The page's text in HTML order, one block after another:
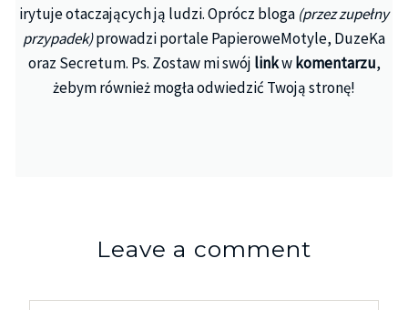
irytuje otaczających ją ludzi. Oprócz bloga (przez zupełny
przypadek)prowadzi portale PapieroweMotyle, DuzeKa
oraz Secretum. Ps. Zostaw mi swój linkwkomentarzu,
żebym również mogła odwiedzić Twoją stronę!
Leave a comment